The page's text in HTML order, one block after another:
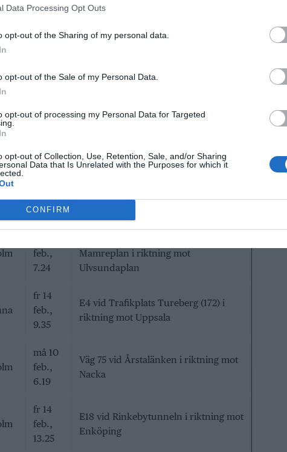
Data Processing Opt Outs
opt-out of the Sharing of my personal data.
opt-out of the Sale of my Personal Data.
opt-out of processing my Personal Data for Targeted
opt-out of Collection, Use, Retention, Sale, and/or Sharing
Data that Is Unrelated with the Purposes for which it
CONFIRM
on 26
13.40
riktning mot Nacka
feb.,
påfart Åbyvägen, Väg 75b 01,585 till
13.41
feb.,
15.08
mot Enköping
feb.,
7.24
Mamreplan i riktning mot
Ulvsundaplan
fr 14
feb.,
9.35
E4 vid Trafikplats Tureberg (172) i
riktning mot Uppsala
må 10
feb.,
6.19
Väg 75 vid Årstalänken i riktning mot
Nacka
fr 14
feb.,
13.25
E18 vid Rinkebytunneln i riktning mot
Enköping